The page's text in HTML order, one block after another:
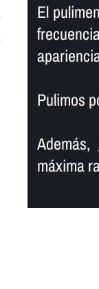
El
Pulimos
máxima